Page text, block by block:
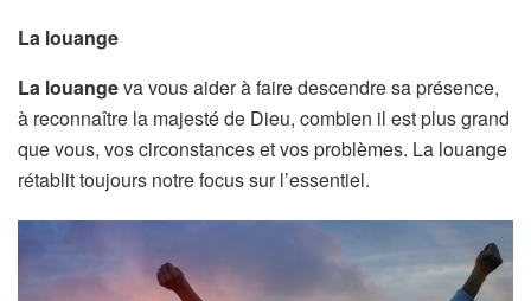
La louange
La louangeva vous aider à faire descendre sa présence,
à reconnaître la majesté de Dieu, combien il est plus grand
que vous, vos circonstances et vos problèmes. La louange
rétablit toujours notre focus sur l’essentiel.​​